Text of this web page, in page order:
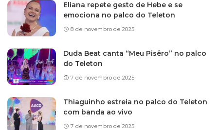
Eliana repete gesto de Hebe e se
emociona no palco do Teleton
8 de novembro de 2025
Duda Beat canta “Meu Pisêro” no palco
do Teleton
7 de novembro de 2025
Thiaguinho estreia no palco do Teleton
com banda ao vivo
7 de novembro de 2025